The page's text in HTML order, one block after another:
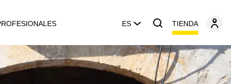
ES TIENDA